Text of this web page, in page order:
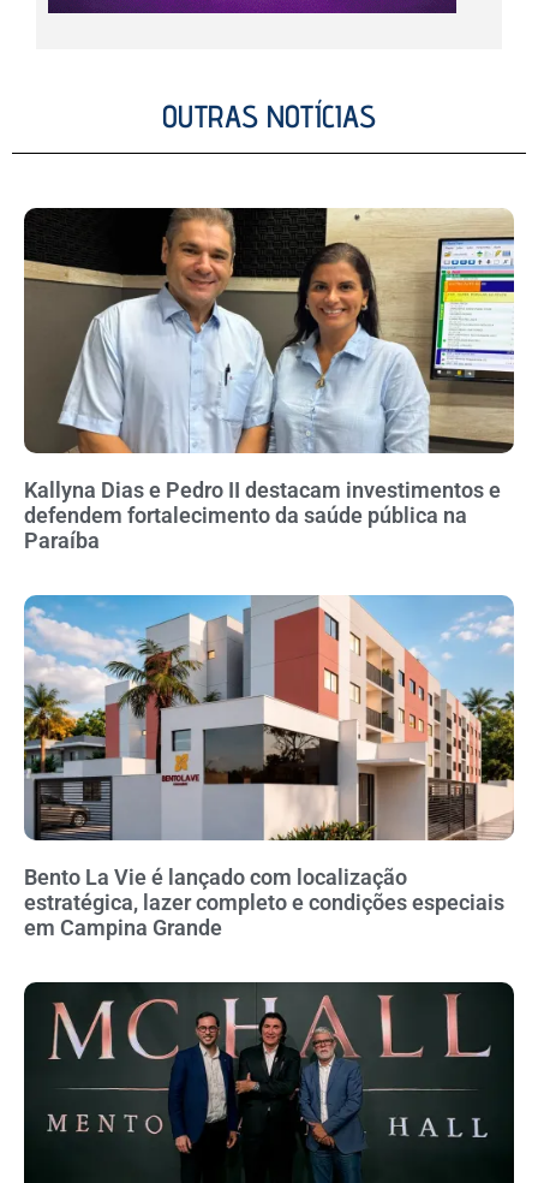
OUTRAS NOTÍCIAS
Kallyna Dias e Pedro II destacam investimentos e
defendem fortalecimento da saúde pública na
Paraíba
Bento La Vie é lançado com localização
estratégica, lazer completo e condições especiais
em Campina Grande